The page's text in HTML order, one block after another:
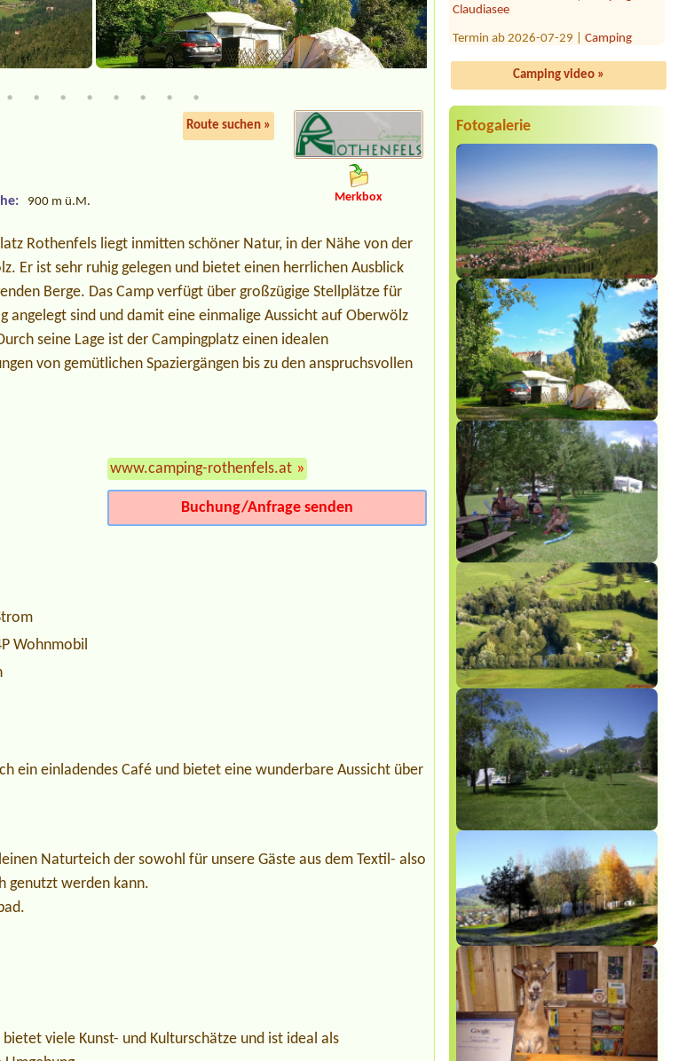
Termin ab 2026-07-29 |
2x Platz für Zelt für 2 Erwachsene mit
Termin ab 2026-07-31 |
Termin ab 2026-07-19 |Strandcafé
1xStellplatz Wohnmobil 2 Erw., 2
Termin ab 2026-07-25 |Seecamp Zell
am See
1x Stellplatz
Termin ab 2026-08-17 |
Storchencamp Rust
1x
Camping video »
Fotogalerie
Route suchen »
900 m ü.M. Merkbox
Rothenfels liegt inmitten schöner Natur, in der Nähe von der
Er ist sehr ruhig gelegen und bietet einen herrlichen Ausblick
Berge. Das Camp verfügt über großzügige Stellplätze für
angelegt sind und damit eine einmalige Aussicht auf Oberwölz
seine Lage ist der Campingplatz einen idealen
von gemütlichen Spaziergängen bis zu den anspruchsvollen
www.camping-rothenfels.at »
Buchung/Anfrage senden
Wohnmobil
ein einladendes Café und bietet eine wunderbare Aussicht über
Naturteich der sowohl für unsere Gäste aus dem Textil- also
genutzt werden kann.
viele Kunst- und Kulturschätze und ist ideal als